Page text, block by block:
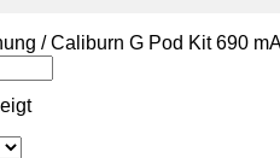
/‎Caliburn G Pod Kit 690